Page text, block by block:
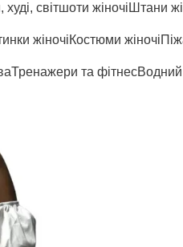
худі, світшоти жіночі Штани
жіночіКостюми жіночі
Тренажери та фітнес